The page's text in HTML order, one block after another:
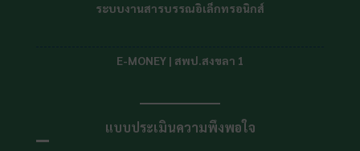
ระบบงานสารบรรณอิเล็กทรอนิกส์
E-MONEY | สพป.สงขลา 1
แบบประเมินความพึงพอใจ